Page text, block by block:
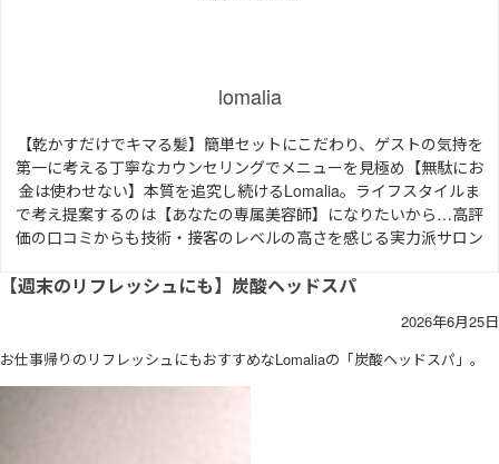
lomalia
【乾かすだけでキマる髪】簡単セットにこだわり、ゲストの気持を
第一に考える丁寧なカウンセリングでメニューを見極め【無駄にお
金は使わせない】本質を追究し続けるLomalia。ライフスタイルま
で考え提案するのは【あなたの専属美容師】になりたいから…高評
価の口コミからも技術・接客のレベルの高さを感じる実力派サロン
【週末のリフレッシュにも】炭酸ヘッドスパ
2026年6月25日
お仕事帰りのリフレッシュにもおすすめなLomaliaの「炭酸ヘッドスパ」。